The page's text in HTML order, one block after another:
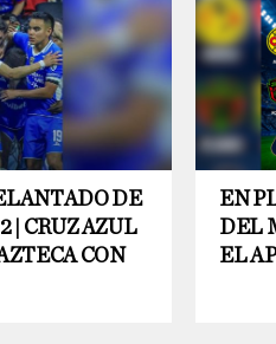
DE
| CRUZ AZUL
CON
EN
DEL
EL